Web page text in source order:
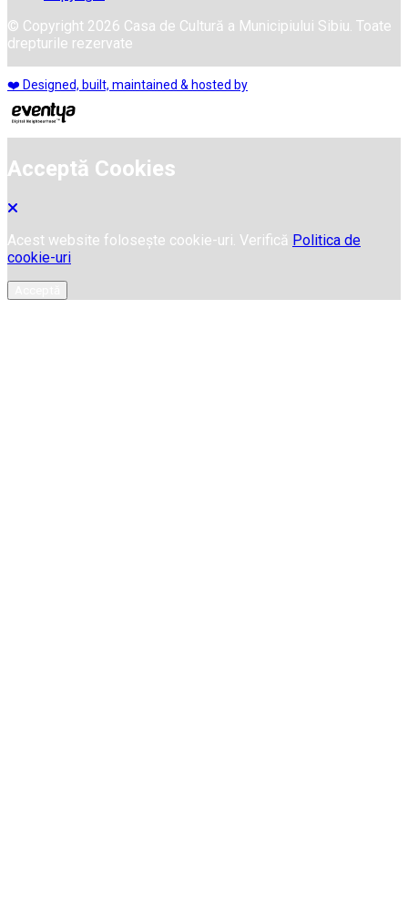
© Copyright 2026 Casa de Cultură a Municipiului Sibiu. Toate
drepturile rezervate
❤️ Designed, built, maintained & hosted by
Acceptă Cookies
Acest website folosește cookie-uri. Verifică Politica de
cookie-uri